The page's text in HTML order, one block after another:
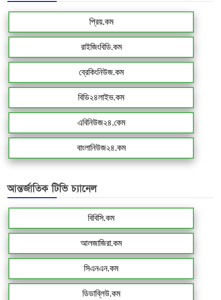
প্রিয়.কম
রাইজিংবিডি.কম
ব্রেকিংনিউজ.কম
বিডি২৪লাইভ.কম
এবিনিউজ২৪.কেম
বাংলানিউজ২৪.কম
আন্তর্জাতিক টিভি চ্যানেল
বিবিসি.কম
আলজাজিরা.কম
সিএনএন.কম
ডিডাব্লিউ.কম